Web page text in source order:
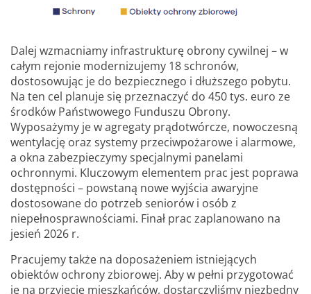
Dalej wzmacniamy infrastrukturę obrony cywilnej – w
całym rejonie modernizujemy 18 schronów,
dostosowując je do bezpiecznego i dłuższego pobytu.
Na ten cel planuje się przeznaczyć do 450 tys. euro ze
środków Państwowego Funduszu Obrony.
Wyposażymy je w agregaty prądotwórcze, nowoczesną
wentylację oraz systemy przeciwpożarowe i alarmowe,
a okna zabezpieczymy specjalnymi panelami
ochronnymi. Kluczowym elementem prac jest poprawa
dostępności – powstaną nowe wyjścia awaryjne
dostosowane do potrzeb seniorów i osób z
niepełnosprawnościami. Finał prac zaplanowano na
jesień 2026 r.
Pracujemy także na doposażeniem istniejących
obiektów ochrony zbiorowej. Aby w pełni przygotować
je na przyjęcie mieszkańców, dostarczyliśmy niezbędny